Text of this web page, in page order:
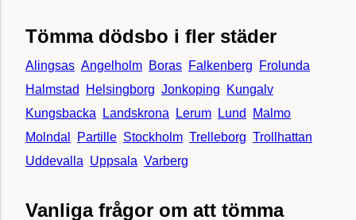
Tömma dödsbo i fler städer
Alingsas Angelholm Boras Falkenberg
Frolunda
Halmstad
Helsingborg Jonkoping
Kungalv
Kungsbacka
Landskrona Lerum Lund
Malmo
Molndal
Partille Stockholm Trelleborg Trollhattan
Uddevalla Uppsala Varberg
Vanliga frågor om att tömma